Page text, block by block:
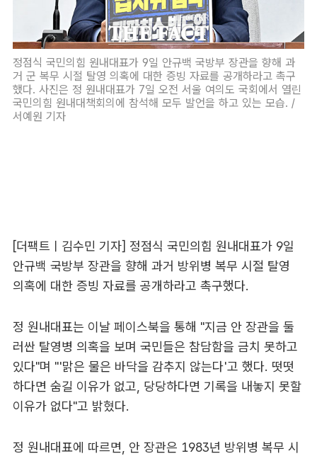
정점식 국민의힘 원내대표가 9일 안규백 국방부 장관을 향해 과
거 군 복무 시절 탈영 의혹에 대한 증빙 자료를 공개하라고 촉구
했다. 사진은 정 원내대표가 7일 오전 서울 여의도 국회에서 열린
국민의힘 원내대책회의에 참석해 모두 발언을 하고 있는 모습. /
서예원 기자
[더팩트ㅣ김수민 기자] 정점식 국민의힘 원내대표가 9일
안규백 국방부 장관을 향해 과거 방위병 복무 시절 탈영
의혹에 대한 증빙 자료를 공개하라고 촉구했다.
정 원내대표는 이날 페이스북을 통해 "지금 안 장관을 둘
러싼 탈영병 의혹을 보며 국민들은 참담함을 금치 못하고
있다"며 "'맑은 물은 바닥을 감추지 않는다'고 했다. 떳떳
하다면 숨길 이유가 없고, 당당하다면 기록을 내놓지 못할
이유가 없다"고 밝혔다.
정 원내대표에 따르면, 안 장관은 1983년 방위병 복무 시